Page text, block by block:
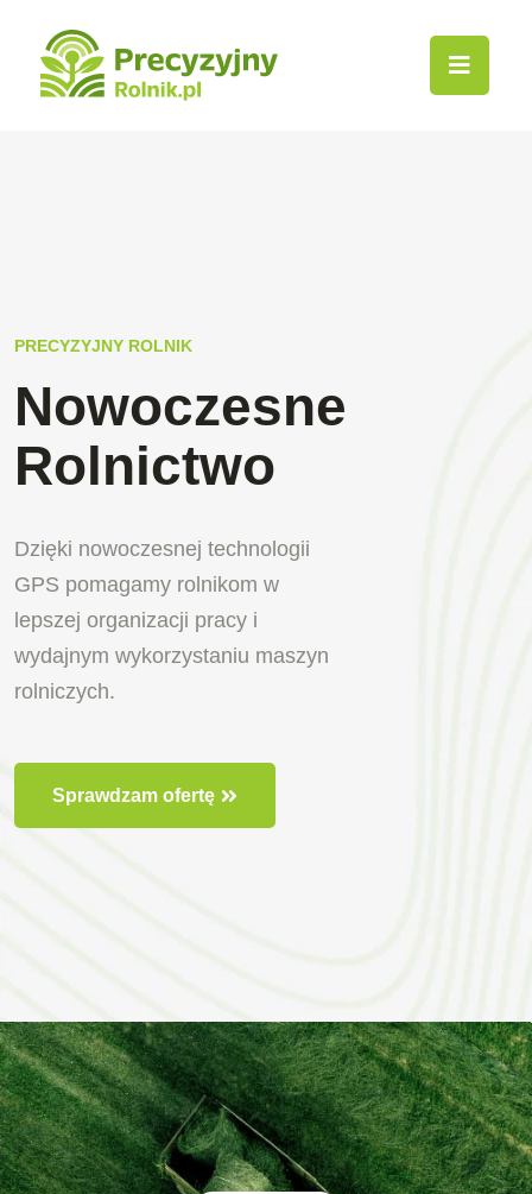
PRECYZYJNY ROLNIK
Nowoczesne
Rolnictwo
Dzięki nowoczesnej technologii
GPS pomagamy rolnikom w
lepszej organizacji pracy i
wydajnym wykorzystaniu maszyn
rolniczych.
Sprawdzam ofertę